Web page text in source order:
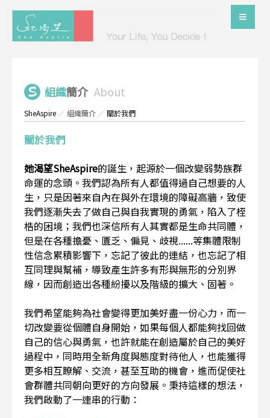
組織簡介 About
SheAspire ／組織簡介 ／關於我們
關於我們
她渴望SheAspire的誕生，起源於一個改變弱勢族群
命運的念頭。我們認為所有人都值得過自己想要的人
生，只是因著來自內在與外在環境的障礙高牆，致使
我們逐漸失去了做自己與自我實現的勇氣，陷入了桎
梏的困境；我們也深信所有人其實都是生命共同體，
但是在各種擔憂、匱乏、偏見、歧視......等集體限制
性信念累積影響下，忘記了彼此的連結，也忘記了相
互同理與幫補，導致產生許多有形與無形的分別界
線，因而創造出各種紛擾以及階級的擴大、固著。
我們希望能夠為社會變得更加美好盡一份心力，而一
切改變要從個體自身開始，如果每個人都能夠找回做
自己的信心與勇氣，也許就能在創造屬於自己的美好
過程中，同時用全新角度與態度對待他人，也能獲得
更多相互瞭解、交流，甚至互助的機會，進而促使社
會群體共同朝向更好的方向發展。秉持這樣的想法，
我們啟動了一連串的行動：